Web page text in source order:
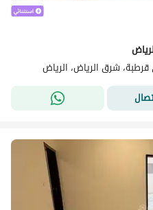
شرق الرياض، الرياض